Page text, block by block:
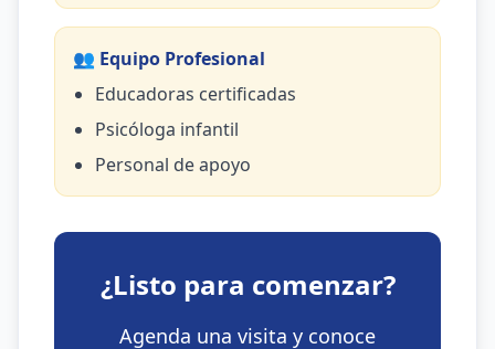
👥 Equipo Profesional
Educadoras certificadas
Psicóloga infantil
Personal de apoyo
¿Listo para comenzar?
Agenda una visita y conoce